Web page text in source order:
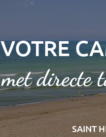
VOTRE
met directe
SAINT